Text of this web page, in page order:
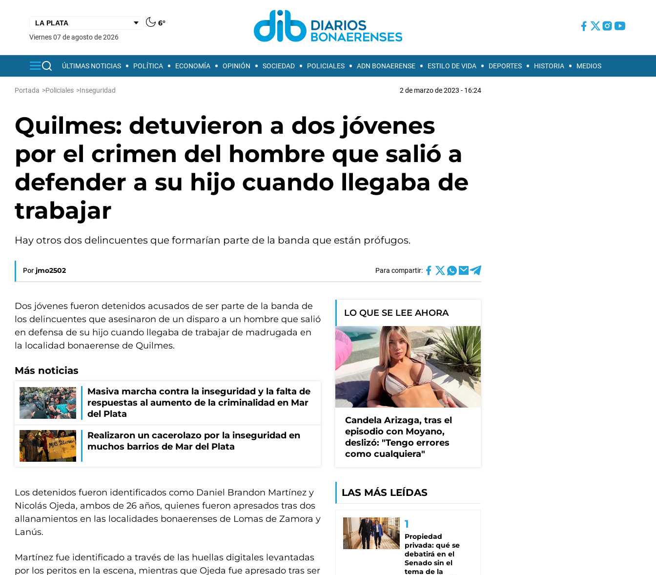
6°
viernes 07 de agosto de 2026
ÚLTIMAS NOTICIAS POLÍTICA ECONOMÍA OPINIÓN SOCIEDAD POLICIALES ADN BONAERENSE ESTILO DE VIDA DEPORTES HISTORIA MEDIOS
Portada >Policiales >Inseguridad 2 de marzo de 2023 - 16:24
Quilmes: detuvieron a dos jóvenes
por el crimen del hombre que salió a
defender a su hijo cuando llegaba de
trabajar
Hay otros dos delincuentes que formarían parte de la banda que están prófugos.
Por jmo2502 Para compartir:
Dos jóvenes fueron detenidos acusados de ser parte de la banda de
los delincuentes que asesinaron de un disparo a un hombre que salió
en defensa de su hijo cuando llegaba de trabajar de madrugada en
la localidad bonaerense de Quilmes.
Más noticias
Masiva marcha contra la inseguridad y la falta de
respuestas al aumento de la criminalidad en Mar
del Plata
Realizaron un cacerolazo por la inseguridad en
muchos barrios de Mar del Plata
Los detenidos fueron identificados como Daniel Brandon Martínez y
Nicolás Ojeda, ambos de 26 años, quienes fueron apresados tras dos
allanamientos en las localidades bonaerenses de Lomas de Zamora y
Lanús.
Martínez fue identificado a través de las huellas digitales levantadas
por los peritos en la escena, mientras que Ojeda fue apresado tras ser
LO QUE SE LEE AHORA
Candela Arizaga, tras el
episodio con Moyano,
deslizó: "Tengo errores
como cualquiera"
LAS MÁS LEÍDAS
Propiedad
privada: qué se
debatirá en el
Senado sin el
tema de la